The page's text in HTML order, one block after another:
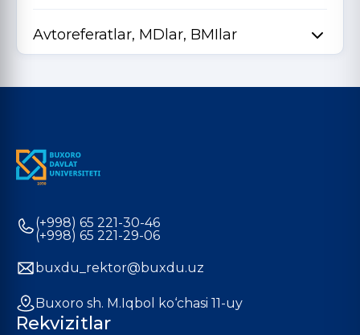
Avtoreferatlar, MDlar, BMIlar
(+998) 65 221-30-46
(+998) 65 221-29-06
buxdu_rektor@buxdu.uz
Buxoro sh. M.Iqbol ko‘chasi 11-uy
Rekvizitlar